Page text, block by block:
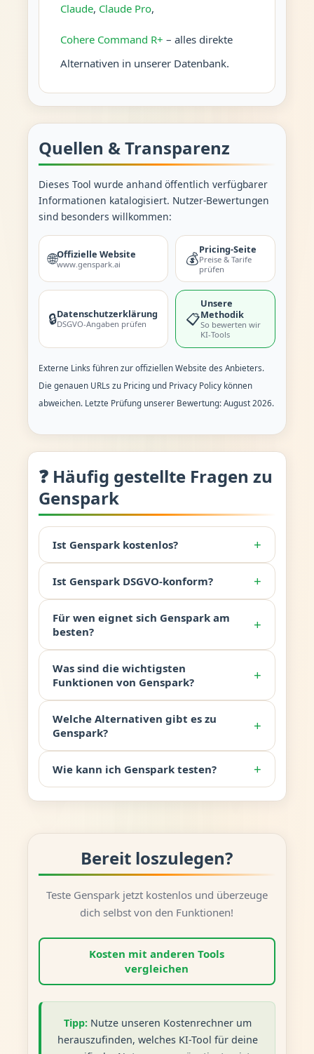
Claude, Claude Pro,
Cohere Command R+ – alles direkte
Alternativen in unserer Datenbank.
Quellen & Transparenz
Dieses Tool wurde anhand öffentlich verfügbarer
Informationen katalogisiert. Nutzer-Bewertungen
sind besonders willkommen:
🌐Offizielle Website
www.genspark.ai 💰
Pricing-Seite
Preise & Tarife
prüfen
🔒Datenschutzerklärung
DSGVO-Angaben prüfen 📋
Unsere
Methodik
So bewerten wir
KI-Tools
Externe Links führen zur offiziellen Website des Anbieters.
Die genauen URLs zu Pricing und Privacy Policy können
abweichen. Letzte Prüfung unserer Bewertung: August 2026.
❓ Häufig gestellte Fragen zu
Genspark
Ist Genspark kostenlos? +
Ist Genspark DSGVO-konform? +
Für wen eignet sich Genspark am
besten?
+
Was sind die wichtigsten
Funktionen von Genspark?
+
Welche Alternativen gibt es zu
Genspark?
+
Wie kann ich Genspark testen? +
Bereit loszulegen?
Teste Genspark jetzt kostenlos und überzeuge
dich selbst von den Funktionen!
Kosten mit anderen Tools
vergleichen
Tipp: Nutze unseren Kostenrechner um
herauszufinden, welches KI-Tool für deine